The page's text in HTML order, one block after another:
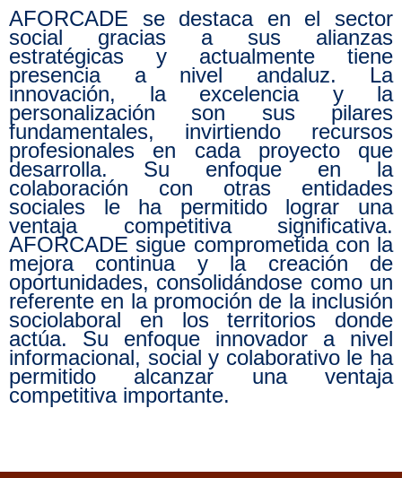
AFORCADE se destaca en el sector
social gracias a sus alianzas
estratégicas y actualmente tiene
presencia a nivel andaluz. La
innovación, la excelencia y la
personalización son sus pilares
fundamentales, invirtiendo recursos
profesionales en cada proyecto que
desarrolla. Su enfoque en la
colaboración con otras entidades
sociales le ha permitido lograr una
ventaja competitiva significativa.
AFORCADE sigue comprometida con la
mejora continua y la creación de
oportunidades, consolidándose como un
referente en la promoción de la inclusión
sociolaboral en los territorios donde
actúa. Su enfoque innovador a nivel
informacional, social y colaborativo le ha
permitido alcanzar una ventaja
competitiva importante.